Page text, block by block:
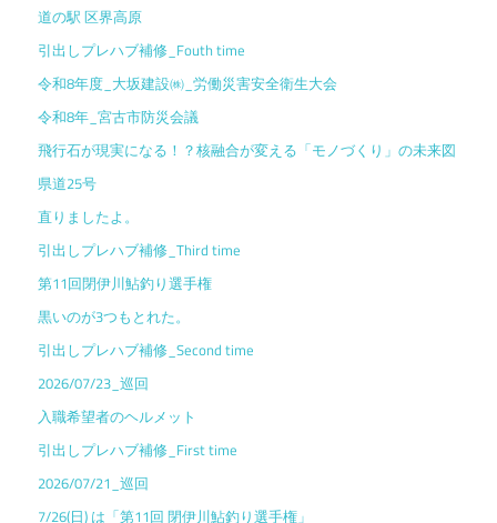
道の駅 区界高原
引出しプレハブ補修_Fouth time
令和8年度_大坂建設㈱_労働災害安全衛生大会
令和8年_宮古市防災会議
飛行石が現実になる！？核融合が変える「モノづくり」の未来図
県道25号
直りましたよ。
引出しプレハブ補修_Third time
第11回閉伊川鮎釣り選手権
黒いのが3つもとれた。
引出しプレハブ補修_Second time
2026/07/23_巡回
入職希望者のヘルメット
引出しプレハブ補修_First time
2026/07/21_巡回
7/26(日) は「第11回 閉伊川鮎釣り選手権」